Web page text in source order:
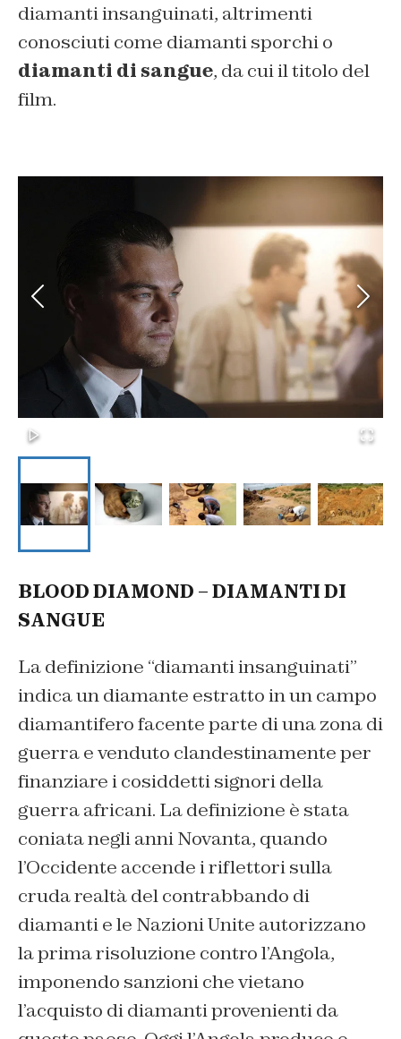
diamanti insanguinati, altrimenti
conosciuti come diamanti sporchi o
diamanti di sangue, da cui il titolo del
film.
BLOOD DIAMOND – DIAMANTI DI
SANGUE
La definizione “diamanti insanguinati”
indica un diamante estratto in un campo
diamantifero facente parte di una zona di
guerra e venduto clandestinamente per
finanziare i cosiddetti signori della
guerra africani. La definizione è stata
coniata negli anni Novanta, quando
l’Occidente accende i riflettori sulla
cruda realtà del contrabbando di
diamanti e le Nazioni Unite autorizzano
la prima risoluzione contro l’Angola,
imponendo sanzioni che vietano
l’acquisto di diamanti provenienti da